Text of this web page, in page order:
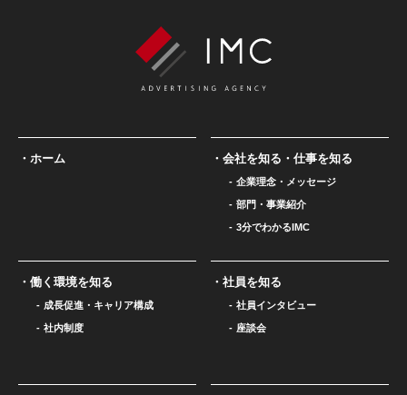
ホーム 会社を知る・仕事を知る
企業理念・メッセージ
部門・事業紹介
3分でわかるIMC
働く環境を知る
成長促進・キャリア構成
社内制度
社員を知る
社員インタビュー
座談会